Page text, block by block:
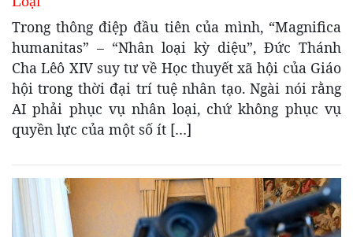
Trong thông điệp đầu tiên của mình, “Magnifica
humanitas” – “Nhân loại kỳ diệu”, Đức Thánh
Cha Lêô XIV suy tư về Học thuyết xã hội của Giáo
hội trong thời đại trí tuệ nhân tạo. Ngài nói rằng
AI phải phục vụ nhân loại, chứ không phục vụ
quyền lực của một số ít […]